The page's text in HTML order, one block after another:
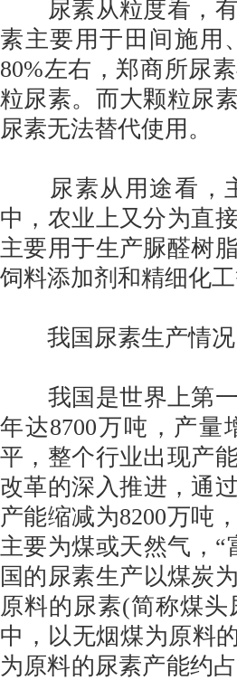
尿素从粒度看，有
素主要用于田间施用
80%左右，郑商所尿
粒尿素。而大颗粒尿
尿素无法替代使用。
尿素从用途看，主
中，农业上又分为直
主要用于生产脲醛树
饲料添加剂和精细化工
我国尿素生产情况
我国是世界上第一
年达8700万吨，产量
平，整个行业出现产
改革的深入推进，通
产能缩减为8200万吨
主要为煤或天然气，
国的尿素生产以煤炭
原料的尿素(简称煤头
中，以无烟煤为原料
为原料的尿素产能约